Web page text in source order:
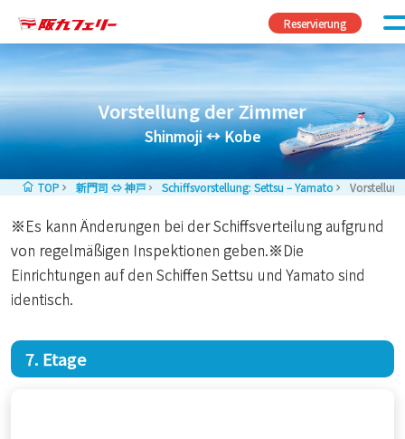
Reservierung
Vorstellung der Zimmer
Shinmoji ↔︎ Kobe
TOP 新門司 ⇔ 神戸 Schiffsvorstellung: Settsu – Yamato
※Es kann Änderungen bei der Schiffsverteilung aufgrund
von regelmäßigen Inspektionen geben.※Die
Einrichtungen auf den Schiffen Settsu und Yamato sind
identisch.
7. Etage